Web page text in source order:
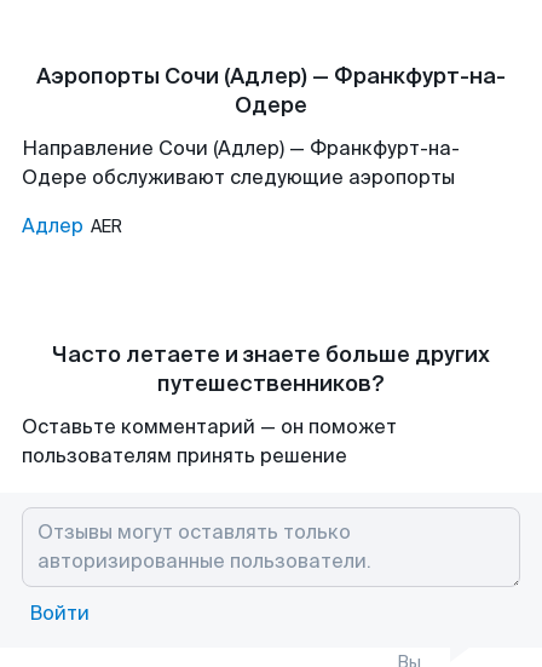
Аэропорты Сочи (Адлер) — Франкфурт-на-
Одере
Направление Сочи (Адлер) — Франкфурт-на-
Одере обслуживают следующие аэропорты
Адлер AER
Часто летаете и знаете больше других
путешественников?
Оставьте комментарий — он поможет
пользователям принять решение
Войти
Вы